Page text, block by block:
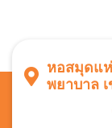
หอสมุดแ
พยาบาล